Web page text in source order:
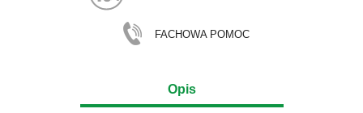
FACHOWA POMOC
Opis